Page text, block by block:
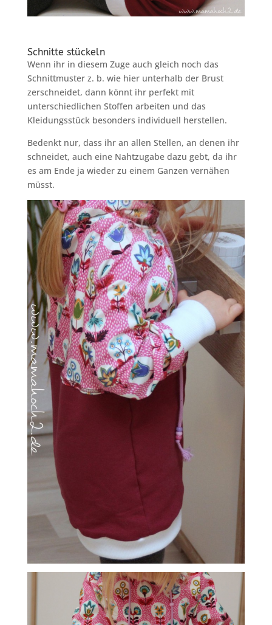
Schnitte stückeln
Wenn ihr in diesem Zuge auch gleich noch das
Schnittmuster z. b. wie hier unterhalb der Brust
zerschneidet, dann könnt ihr perfekt mit
unterschiedlichen Stoffen arbeiten und das
Kleidungsstück besonders individuell herstellen.
Bedenkt nur, dass ihr an allen Stellen, an denen ihr
schneidet, auch eine Nahtzugabe dazu gebt, da ihr
es am Ende ja wieder zu einem Ganzen vernähen
müsst.